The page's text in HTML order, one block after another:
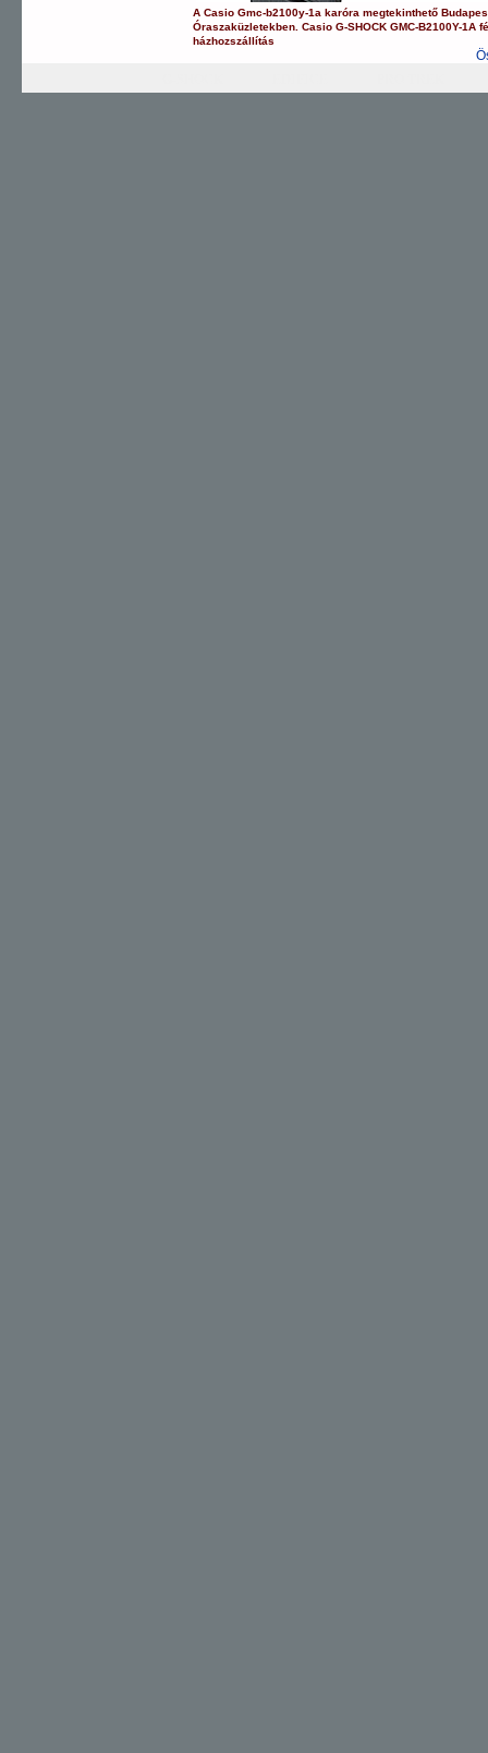
ACasio Gmc-b2100y-1a karóra megtekinthető
Óraszaküzletekben.Casio G-SHOCK GMC-B2100Y-1A
házhozszállítás